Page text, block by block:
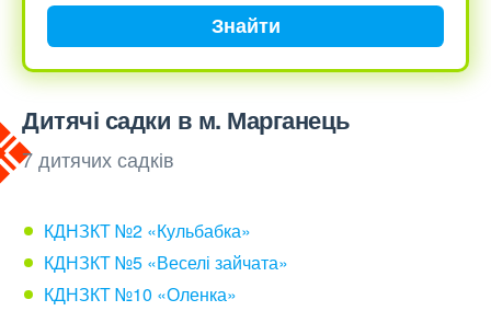
Знайти
Дитячі садки в м. Марганець
7 дитячих садків
КДНЗКТ №2 «Кульбабка»
КДНЗКТ №5 «Веселі зайчата»
КДНЗКТ №10 «Оленка»